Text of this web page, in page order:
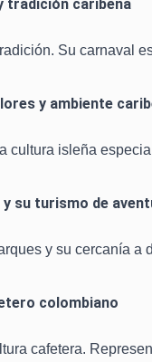
tradición caribeña
Su carnaval
y ambiente
cultura isleña
su turismo de
y su cercanía
colombiano
cafetera.